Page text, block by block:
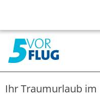
Ihr Traumurlaub im